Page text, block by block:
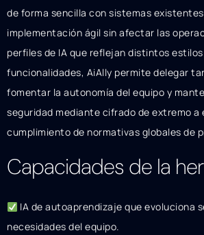
de forma sencilla con sistemas
implementación ágil sin afectar las
perfiles de IA que reflejan distintos
funcionalidades, AiAlly permite delegar
fomentar la autonomía del equipo y
seguridad mediante cifrado de extremo a
cumplimiento de normativas globales de
Capacidades de la
IA de autoaprendizaje que evoluciona
necesidades del equipo.